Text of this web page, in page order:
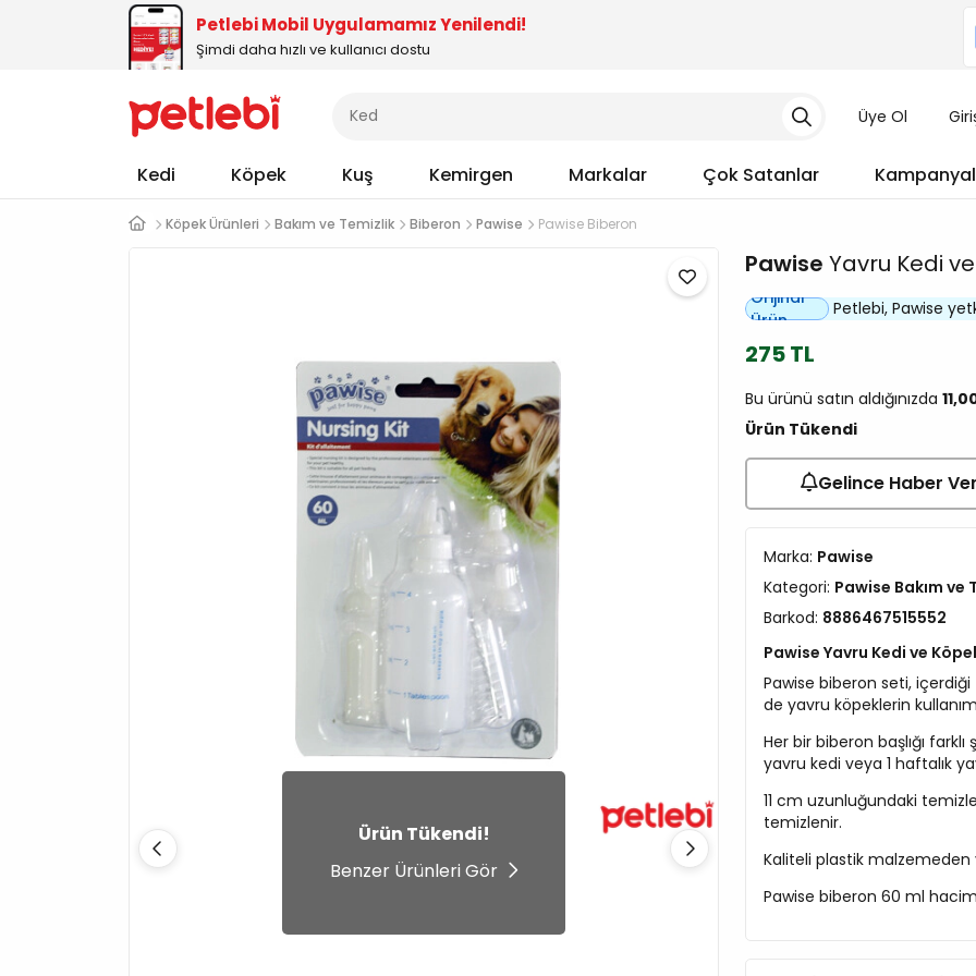
Petlebi Mobil Uygulamamız Yenilendi!
Şimdi daha hızlı ve kullanıcı dostu
Üye Ol
Kedi Köpek Kuş Kemirgen Markalar Çok Satanlar
Köpek Ürünleri Bakım ve Temizlik Biberon Pawise Pawise Biberon
Ürün Tükendi!
Benzer Ürünleri Gör
Pawise Yavru Kedi
Orijinal
Ürün
Petlebi, Pawise
275 TL
Bu ürünü satın aldığınızda
Ürün Tükendi
Gelince Haber
Marka: Pawise
Kategori: Pawise Bakım ve
Barkod: 8886467515552
Pawise Yavru Kedi ve
Pawise biberon seti,
de yavru köpeklerin
Her bir biberon başlığı
yavru kedi veya 1 haftalık
11 cm uzunluğundaki
temizlenir.
Kaliteli plastik malzemeden
Pawise biberon 60 ml